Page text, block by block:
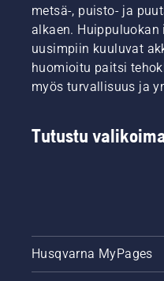
metsä-, puisto- ja
alkaen.
uusimpiin kuuluvat
huomioitu paitsi
myös turvallisuus ja
Tutustu
Husqvarna MyPages